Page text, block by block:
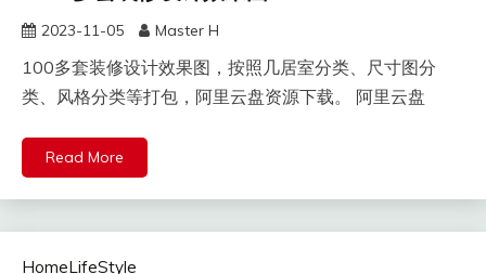
2023-11-05 Master H
100多套装修设计效果图，按照几居室分类、尺寸图分
类、风格分类等打包，阿里云盘资源下载。 阿里云盘
Read More
HomeLifeStyle